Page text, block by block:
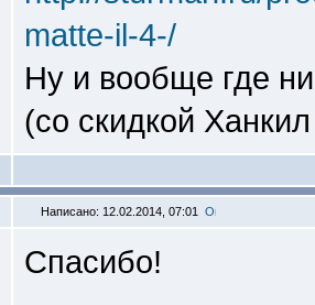
matte-il-4-/
Ну и вообще где
(со скидкой
Написано: 12.02.2014, 07:01
Спасибо!